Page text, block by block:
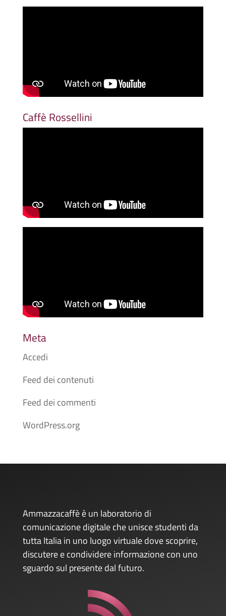
Caffè Rossellini
Meta
Accedi
Feed dei contenuti
Feed dei commenti
WordPress.org
Ammazzacaffè è un laboratorio di
comunicazione digitale che unisce studenti da
tutta Italia in uno luogo virtuale dove scoprire,
discutere e condividere informazione con uno
sguardo sul presente dal futuro.